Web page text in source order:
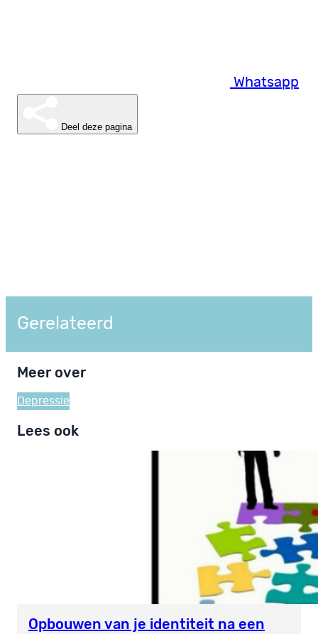
Whatsapp
Deel deze pagina
Gerelateerd
Meer over
Depressie
Lees ook
Opbouwen van je identiteit na een